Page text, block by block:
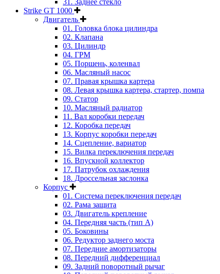
31. Заднее стекло
Strike GT 1000
Двигатель
01. Головка блока цилиндра
02. Клапана
03. Цилиндр
04. ГРМ
05. Поршень, коленвал
06. Масляный насос
07. Правая крышка картера
08. Левая крышка картера, стартер, помпа
09. Статор
10. Масляный радиатор
11. Вал коробки передач
12. Коробка передач
13. Корпус коробки передач
14. Сцепление, вариатор
15. Вилка переключения передач
16. Впускной коллектор
17. Патрубок охлаждения
18. Дроссельная заслонка
Корпус
01. Система переключения передач
02. Рама защита
03. Двигатель крепление
04. Передняя часть (тип А)
05. Боковины
06. Редуктор заднего моста
07. Передние амортизаторы
08. Передний дифференциал
09. Задний поворотный рычаг